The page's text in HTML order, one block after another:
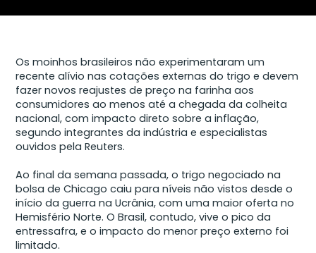
Os moinhos brasileiros não experimentaram um
recente alívio nas cotações externas do trigo e devem
fazer novos reajustes de preço na farinha aos
consumidores ao menos até a chegada da colheita
nacional, com impacto direto sobre a inflação,
segundo integrantes da indústria e especialistas
ouvidos pela Reuters.
Ao final da semana passada, o trigo negociado na
bolsa de Chicago caiu para níveis não vistos desde o
início da guerra na Ucrânia, com uma maior oferta no
Hemisfério Norte. O Brasil, contudo, vive o pico da
entressafra, e o impacto do menor preço externo foi
limitado.